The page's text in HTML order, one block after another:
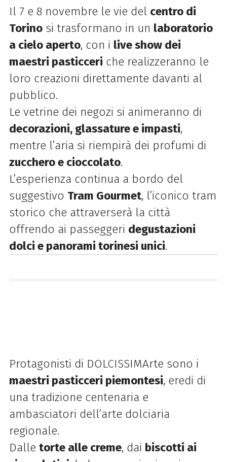
Il 7 e 8 novembre le vie del centro di
Torinosi trasformano in un laboratorio
a cielo aperto, con i live show dei
maestri pasticceri che realizzeranno le
loro creazioni direttamente davanti al
pubblico.
Le vetrine dei negozi si animeranno di
decorazioni, glassature e impasti,
mentre l’aria si riempirà dei profumi di
zucchero e cioccolato.
L’esperienza continua a bordo del
suggestivo Tram Gourmet, l’iconico tram
storico che attraverserà la città
offrendo ai passeggeri degustazioni
dolci e panorami torinesi unici.
Protagonisti di DOLCISSIMArte sono i
maestri pasticceri piemontesi, eredi di
una tradizione centenaria e
ambasciatori dell’arte dolciaria
regionale.
Dalle torte alle creme, dai biscotti ai